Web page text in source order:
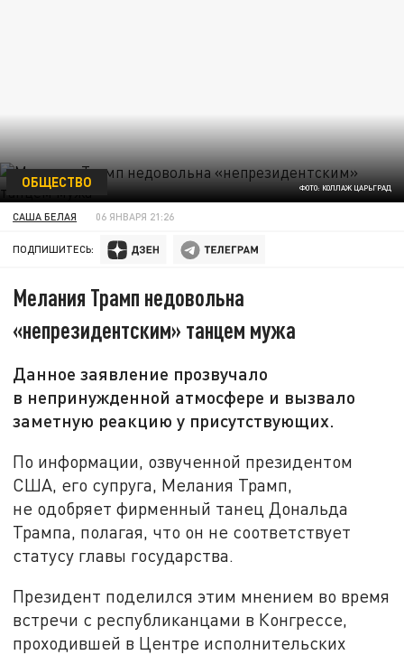
ФОТО: КОЛЛАЖ ЦАРЬГРАД
ОБЩЕСТВО
САША БЕЛАЯ 06 ЯНВАРЯ 21:26
ПОДПИШИТЕСЬ:
Мелания Трамп недовольна
«непрезидентским» танцем мужа
Данное заявление прозвучало
в непринужденной атмосфере и вызвало
заметную реакцию у присутствующих.
По информации, озвученной президентом
США, его супруга, Мелания Трамп,
не одобряет фирменный танец Дональда
Трампа, полагая, что он не соответствует
статусу главы государства.
Президент поделился этим мнением во время
встречи с республиканцами в Конгрессе,
проходившей в Центре исполнительских